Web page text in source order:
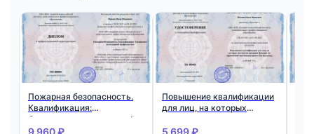
Пожарная безопасность.
Квалификация:
Специалист по пожарной
профилактике
9 960 ₽
Повышение квалификации
для лиц, на которых
функция по проведению
5 699 ₽